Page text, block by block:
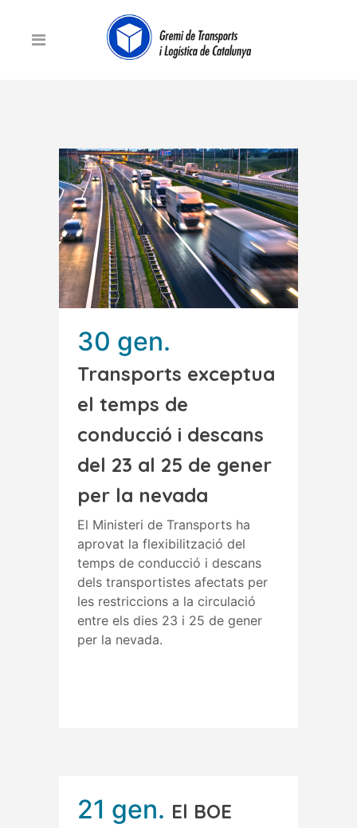
30 gen.
Transports exceptua
el temps de
conducció i descans
del 23 al 25 de gener
per la nevada
El Ministeri de Transports ha
aprovat la flexibilització del
temps de conducció i descans
dels transportistes afectats per
les restriccions a la circulació
entre els dies 23 i 25 de gener
per la nevada.
21 gen. El BOE